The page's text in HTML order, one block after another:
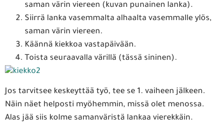
saman värin viereen (kuvan punainen lanka).
Siirrä lanka vasemmalta alhaalta vasemmalle ylös,
saman värin viereen.
Käännä kiekkoa vastapäivään.
Toista seuraavalla värillä (tässä sininen).
Jos tarvitsee keskeyttää työ, tee se 1. vaiheen jälkeen.
Näin näet helposti myöhemmin, missä olet menossa.
Alas jää siis kolme samanväristä lankaa vierekkäin.